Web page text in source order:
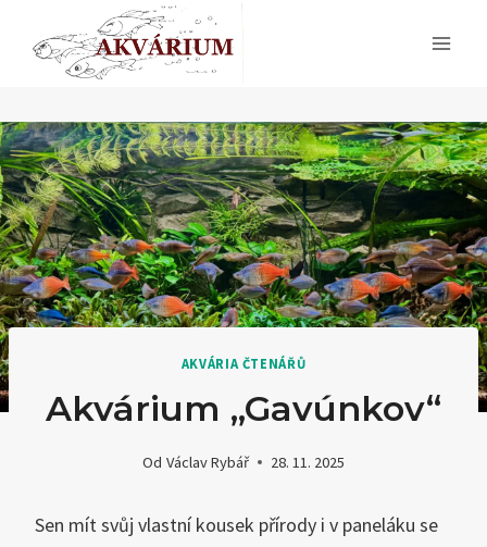
AKVÁRIA ČTENÁŘŮ
Akvárium „Gavúnkov“
Od Václav Rybář 28. 11. 2025
Sen mít svůj vlastní kousek přírody i v paneláku se